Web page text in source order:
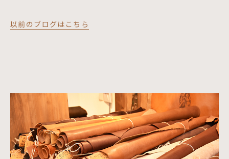
以前のブログはこちら